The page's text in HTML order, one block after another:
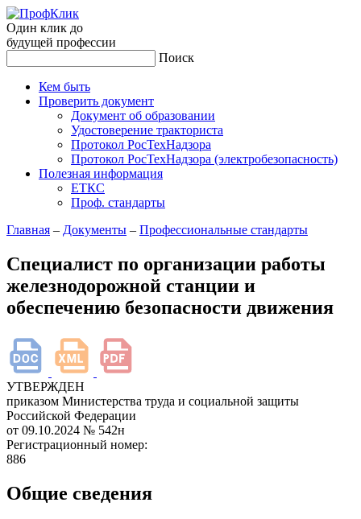
Один клик до
будущей профессии
Поиск
Кем быть
Проверить документ
Документ об образовании
Удостоверение тракториста
Протокол РосТехНадзора
Протокол РосТехНадзора (электробезопасность)
Полезная информация
ЕТКС
Проф. стандарты
Главная – Документы – Профессиональные стандарты
Специалист по организации работы
железнодорожной станции и
обеспечению безопасности движения
УТВЕРЖДЕН
приказом Министерства труда и социальной защиты
Российской Федерации
от 09.10.2024 № 542н
Регистрационный номер:
886
Общие сведения